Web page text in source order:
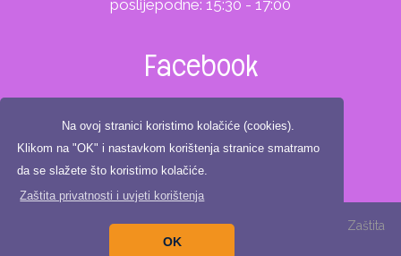
Na ovoj stranici koristimo kolačiće (cookies).
Klikom na "OK" i nastavkom korištenja stranice smatramo
da se slažete što koristimo kolačiće.
Zaštita privatnosti i uvjeti korištenja
OK
poslijepodne: 15:30 - 17:00
Facebook
Copyright ©2025. Dječji vrtić Zeko, All Rights Reserved | Zaštita
|Digitalna pristupačnost